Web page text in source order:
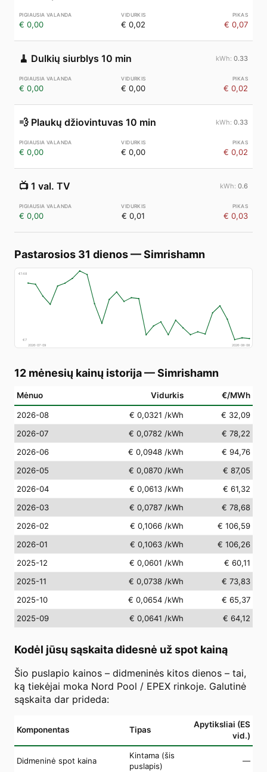
€ 0,00 € 0,02 € 0,07
🧹 Dulkių siurblys 10 min 0.33
€ 0,00 € 0,00 € 0,02
💨 Plaukų džiovintuvas 10 min 0.33
€ 0,00 € 0,00 € 0,02
📺 1 val. TV 0.6
€ 0,00 € 0,01 € 0,03
Pastarosios 31 dienos—Simrishamn
€148
€7
2026-07-09
2026-08-08
12 mėnesių kainų istorija—Simrishamn
Mėnuo Vidurkis €/MWh
2026-08 € 0,0321 /kWh
€ 32,09
2026-07
€ 0,0782 /kWh
€ 78,22
2026-06
€ 0,0948 /kWh
€ 94,76
2026-05
€ 0,0870 /kWh
€ 87,05
2026-04
€ 0,0613 /kWh
€ 61,32
2026-03
€ 0,0787 /kWh
€ 78,68
2026-02
€ 0,1066 /kWh
€ 106,59
2026-01
€ 0,1063 /kWh
€ 106,26
2025-12
€ 0,0601 /kWh
€ 60,11
2025-11
€ 0,0738 /kWh
€ 73,83
2025-10
€ 0,0654 /kWh
€ 65,37
2025-09
€ 0,0641 /kWh € 64,12
Kodėl jūsų sąskaita didesnė už spot kainą
Šio puslapio kainos – didmeninės kitos dienos – tai,
ką tiekėjai moka Nord Pool / EPEX rinkoje. Galutinė
sąskaita dar prideda:
Komponentas Tipas
Apytiksliai (ES
vid.)
Didmeninė spot kaina
Kintama (šis
puslapis)
—